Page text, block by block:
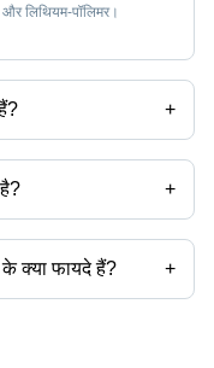
लिथियम-पॉलिमर।
+
सेवा जीवन लंबी होती है और ये
+
उपकरणों जैसे कैमरा,
क्या फायदे हैं? +
के प्रतिरोध,